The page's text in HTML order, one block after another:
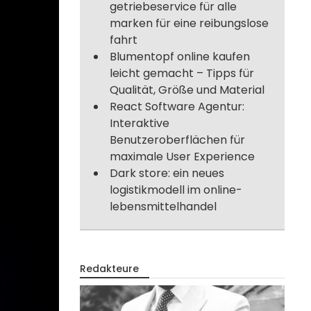
getriebeservice für alle
marken für eine reibungslose
fahrt
Blumentopf online kaufen
leicht gemacht – Tipps für
Qualität, Größe und Material
React Software Agentur:
Interaktive
Benutzeroberflächen für
maximale User Experience
Dark store: ein neues
logistikmodell im online-
lebensmittelhandel
Redakteure